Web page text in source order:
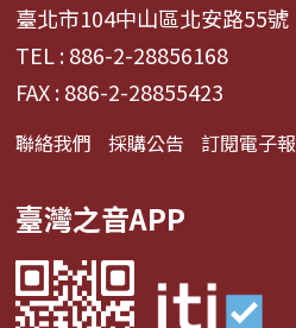
臺北市104中山區北安路55號
TEL : 886-2-28856168
FAX : 886-2-28855423
聯絡我們 採購公告 訂閱電子報
臺灣之音APP